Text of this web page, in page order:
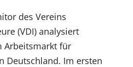
des Vereins
(VDI) analysiert
Arbeitsmarkt für
Deutschland. Im ersten